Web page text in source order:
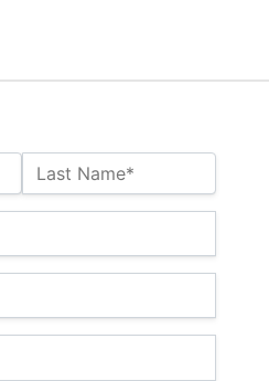
Last Name*